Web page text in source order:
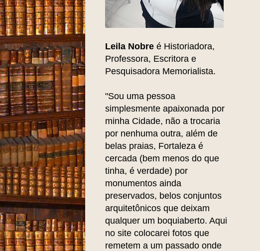
Leila Nobre é Historiadora,
Professora, Escritora e
Pesquisadora Memorialista.
"Sou uma pessoa
simplesmente apaixonada por
minha Cidade, não a trocaria
por nenhuma outra, além de
belas praias, Fortaleza é
cercada (bem menos do que
tinha, é verdade) por
monumentos ainda
preservados, belos conjuntos
arquitetônicos que deixam
qualquer um boquiaberto. Aqui
no site colocarei fotos que
remetem a um passado onde